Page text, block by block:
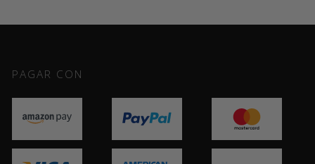
PAGAR CON